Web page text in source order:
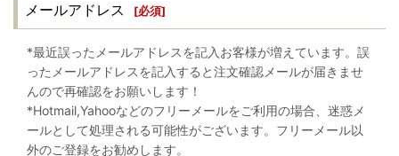
メールアドレス [必須]
*最近誤ったメールアドレスを記入お客様が増えています。誤
ったメールアドレスを記入すると注文確認メールが届きませ
んので再確認をお願いします！
*Hotmail,Yahooなどのフリーメールをご利用の場合、迷惑メ
ールとして処理される可能性がございます。フリーメール以
外のご登録をお勧めします。